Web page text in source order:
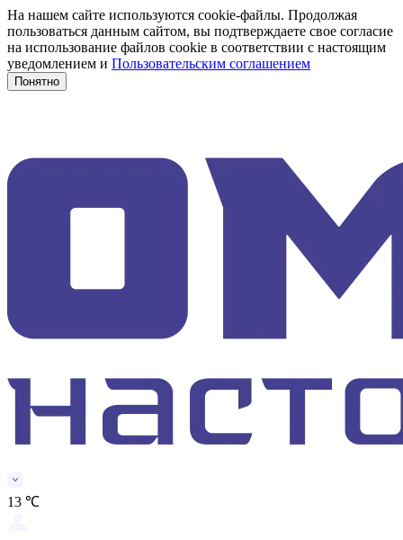
На нашем сайте используются cookie-файлы. Продолжая
пользоваться данным сайтом, вы подтверждаете свое согласие
на использование файлов cookie в соответствии с настоящим
уведомлением и Пользовательским соглашением
Понятно
13 ℃